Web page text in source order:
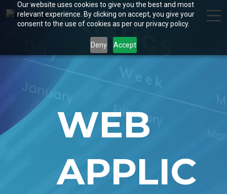
Our website uses cookies to give you the best and most
relevant experience. By clicking on accept, you give your
consent to the use of cookies as per our privacy policy.
Deny Accept
WEB
APPLIC